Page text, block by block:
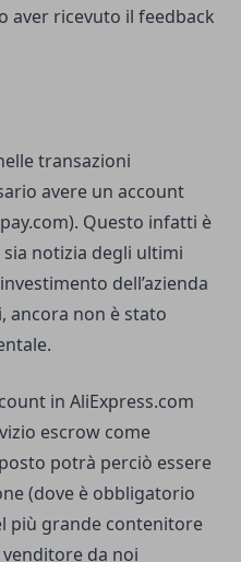
aver ricevuto il feedback
transazioni
avere un account
Questo infatti è
sia notizia degli ultimi
dell’azienda
ancora non è stato
in AliExpress.com
escrow come
potrà perciò essere
(dove è obbligatorio
più grande contenitore
da noi